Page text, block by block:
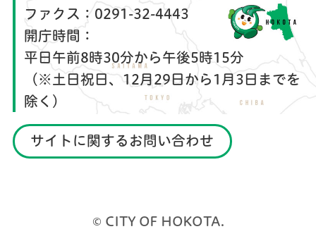
ファクス： 0291-32-4443
開庁時間：
平日午前8時30分から午後5時15分
（※土日祝日、12月29日から1月3日までを
除く）
サイトに関するお問い合わせ
© CITY OF HOKOTA.